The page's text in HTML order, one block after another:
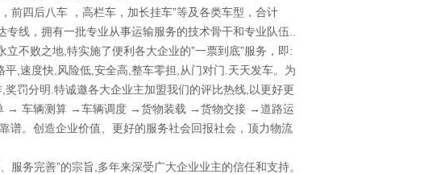
前四后八车 ，高栏车，加长挂车”等及各类车型，合计
线，拥有一批专业从事运输服务的技术骨干和专业队伍..
不败之地,特实施了便利各大企业的”一票到底”服务，即:
,速度快,风险低,安全高,整车零担,从门对门.天天发车。为
罚分明.特诚邀各大企业主加盟我们的评比热线,以更好更
→ 车辆测算 →车辆调度 →货物装载 →货物交接 →道路运
。创造企业价值、更好的服务社会回报社会，顶力物流
务完善”的宗旨,多年来深受广大企业业主的信任和支持。